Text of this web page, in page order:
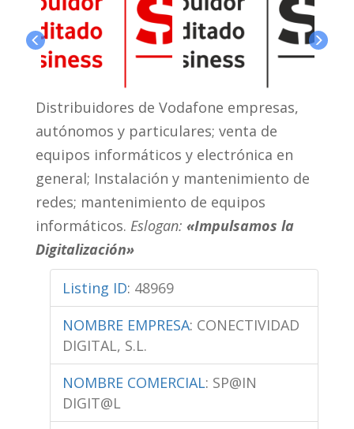
Distribuidores de Vodafone empresas,
autónomos y particulares; venta de
equipos informáticos y electrónica en
general; Instalación y mantenimiento de
redes; mantenimiento de equipos
informáticos. Eslogan: «Impulsamos la
Digitalización»
Listing ID: 48969
NOMBRE EMPRESA: CONECTIVIDAD
DIGITAL, S.L.
NOMBRE COMERCIAL: SP@IN
DIGIT@L